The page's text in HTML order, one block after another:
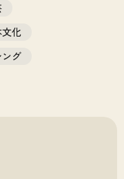
化
グ